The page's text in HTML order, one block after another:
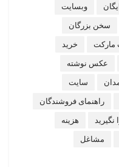
وبسایت
سخن بزرگان
خرید
عکس نوشته
سایت
راهنمای فروشندگان
هزینه
مشاغل